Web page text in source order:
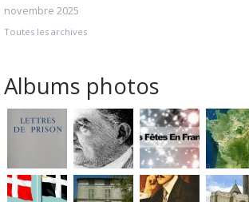
novembre 2025
Toutes les archives
Albums photos